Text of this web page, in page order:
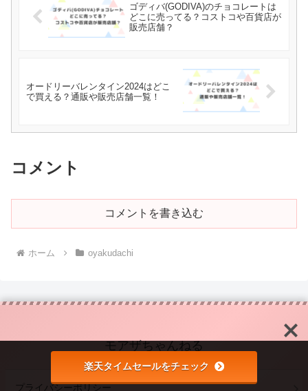
ゴディバ(GODIVA)のチョコレートは
どこに売ってる？コストコや百貨店が
販売店舗？
オードリーバレンタイン2024はどこ
で買える？通販や販売店舗一覧！
コメント
コメントを書き込む
ホーム oyakudachi
モアザちゃんねる
プライバシーポリシー
楽天タイムセールをチェック